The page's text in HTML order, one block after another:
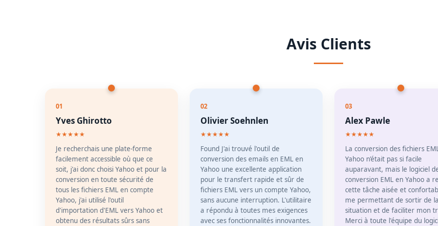
Avis Clients
01
Yves Ghirotto
★★★★★
Je recherchais une plate-forme
facilement accessible où que ce
soit, j'ai donc choisi Yahoo et pour la
conversion en toute sécurité de
tous les fichiers EML en compte
Yahoo, j'ai utilisé l'outil
d'importation d'EML vers Yahoo et
obtenu des résultats sûrs sans
02
Olivier Soehnlen
★★★★★
Found J'ai trouvé l'outil de
conversion des emails en EML en
Yahoo une excellente application
pour le transfert rapide et sûr de
fichiers EML vers un compte Yahoo,
sans aucune interruption. L'utilitaire
a répondu à toutes mes exigences
avec ses fonctionnalités innovantes.
03
Alex Pawle
★★★★★
La conversion des fichiers
Yahoo n’était pas si facile
auparavant, mais le logiciel
conversion EML en Yahoo a
cette tâche aisée et
me permettant de sortir de la
situation et de faciliter mon
Merci à toute l'équipe du